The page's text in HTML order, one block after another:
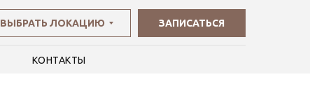
ВЫБРАТЬ ЛОКАЦИЮ ЗАПИСАТЬСЯ
КОНТАКТЫ